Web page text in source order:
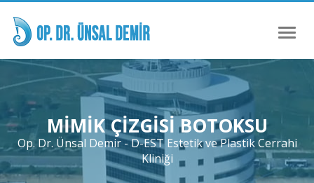
Toggle
MIMIK ÇIZGISI BOTOKSU
Op. Dr. Ünsal Demir - D-EST Estetik ve Plastik Cerrahi
Kliniği